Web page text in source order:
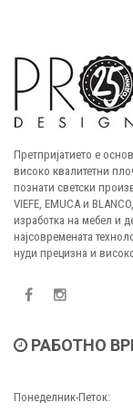
Претпријатието е
високо квалитетни
познати светски
VIEFE, EMUCA и
изработка на мебел и
најсовремената
нуди прецизна и
РАБОТНО
Понеделник-Петок: